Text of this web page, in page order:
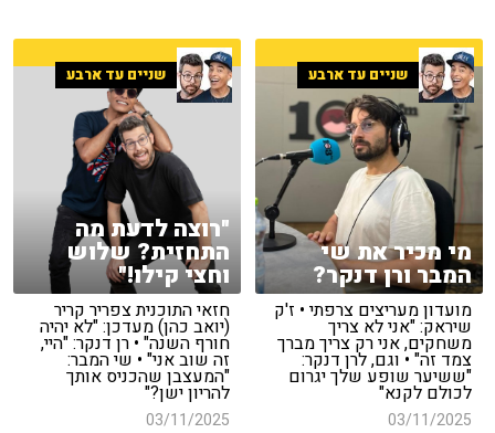
שניים עד ארבע
מי מכיר את שי
המבר ורן דנקר?
מועדון מעריצים צרפתי • ז'ק
שיראק: "אני לא צריך
משחקים, אני רק צריך מברך
צמד זה" • וגם, לרן דנקר:
"ששיער שופע שלך יגרום
לכולם לקנא"
03/11/2025
שניים עד ארבע
"רוצה לדעת מה
התחזית? שלוש
וחצי קילו!"
חזאי התוכנית צפריר קריר
(יואב כהן) מעדכן: "לא יהיה
חורף השנה" • רן דנקר: "היי,
זה שוב אני" • שי המבר:
"המעצבן שהכניס אותך
להריון ישן?"
03/11/2025